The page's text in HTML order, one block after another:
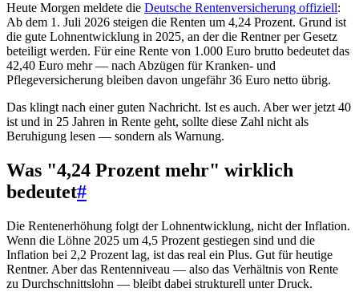
Heute Morgen meldete die Deutsche Rentenversicherung offiziell:
Ab dem 1. Juli 2026 steigen die Renten um 4,24 Prozent. Grund ist
die gute Lohnentwicklung in 2025, an der die Rentner per Gesetz
beteiligt werden. Für eine Rente von 1.000 Euro brutto bedeutet das
42,40 Euro mehr — nach Abzügen für Kranken- und
Pflegeversicherung bleiben davon ungefähr 36 Euro netto übrig.
Das klingt nach einer guten Nachricht. Ist es auch. Aber wer jetzt 40
ist und in 25 Jahren in Rente geht, sollte diese Zahl nicht als
Beruhigung lesen — sondern als Warnung.
Was "4,24 Prozent mehr" wirklich
bedeutet#
Die Rentenerhöhung folgt der Lohnentwicklung, nicht der Inflation.
Wenn die Löhne 2025 um 4,5 Prozent gestiegen sind und die
Inflation bei 2,2 Prozent lag, ist das real ein Plus. Gut für heutige
Rentner. Aber das Rentenniveau — also das Verhältnis von Rente
zu Durchschnittslohn — bleibt dabei strukturell unter Druck.